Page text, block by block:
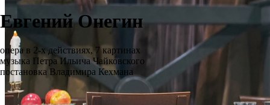
Евгений Онегин
опера в 2-х действиях, 7 картинах
музыка Петра Ильича Чайковского
постановка Владимира Кехмана